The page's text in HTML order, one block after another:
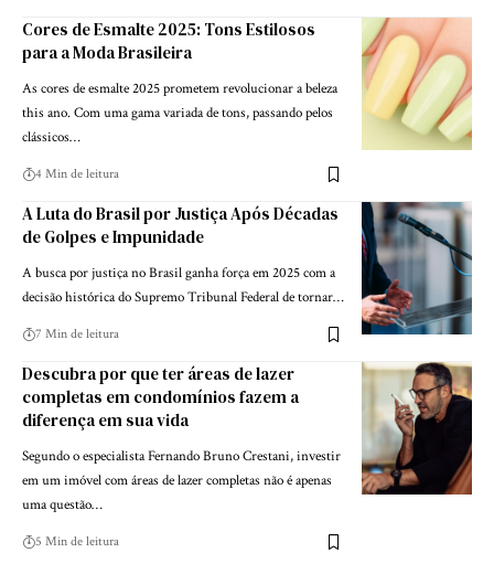
Cores de Esmalte 2025: Tons Estilosos
para a Moda Brasileira
As cores de esmalte 2025 prometem revolucionar a beleza
this ano. Com uma gama variada de tons, passando pelos
clássicos…
4 Min de leitura
A Luta do Brasil por Justiça Após Décadas
de Golpes e Impunidade
A busca por justiça no Brasil ganha força em 2025 com a
decisão histórica do Supremo Tribunal Federal de tornar…
7 Min de leitura
Descubra por que ter áreas de lazer
completas em condomínios fazem a
diferença em sua vida
Segundo o especialista Fernando Bruno Crestani, investir
em um imóvel com áreas de lazer completas não é apenas
uma questão…
5 Min de leitura